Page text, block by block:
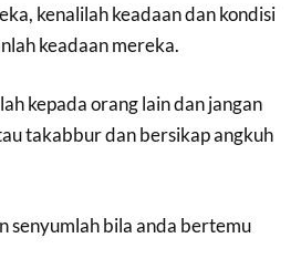
kenalilah keadaan dan kondisi
keadaan mereka.
kepada orang lain dan jangan
takabbur dan bersikap angkuh
senyumlah bila anda bertemu